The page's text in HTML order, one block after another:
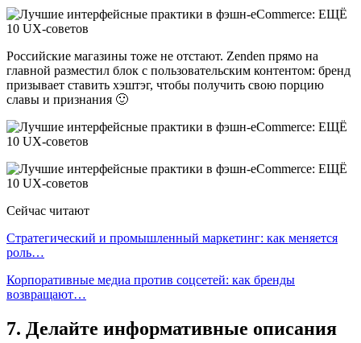
Российские магазины тоже не отстают. Zenden прямо на
главной разместил блок с пользовательским контентом: бренд
призывает ставить хэштэг, чтобы получить свою порцию
славы и признания 🙂
Сейчас читают
Стратегический и промышленный маркетинг: как меняется
роль…
Корпоративные медиа против соцсетей: как бренды
возвращают…
7. Делайте информативные описания